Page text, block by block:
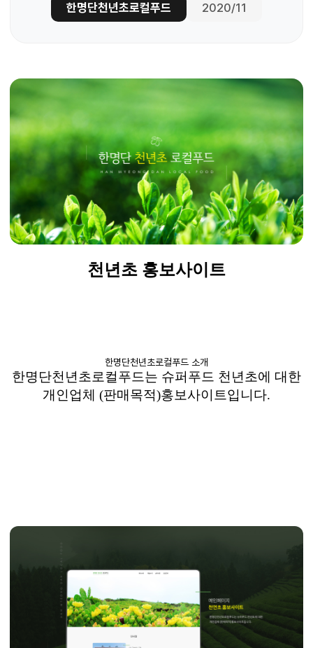
한명단천년초로컬푸드 2020/11
천년초 홍보사이트
한명단천년초로컬푸드 소개
한명단천년초로컬푸드는 슈퍼푸드 천년초에 대한
개인업체 (판매목적)홍보사이트입니다.